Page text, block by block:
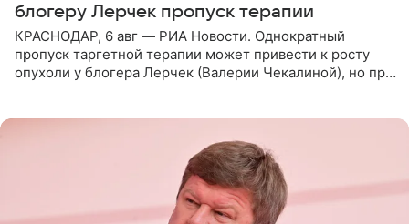
блогеру Лерчек пропуск терапии
КРАСНОДАР, 6 авг — РИА Новости. Однократный
пропуск таргетной терапии может привести к росту
опухоли у блогера Лерчек (Валерии Чекалиной), но при